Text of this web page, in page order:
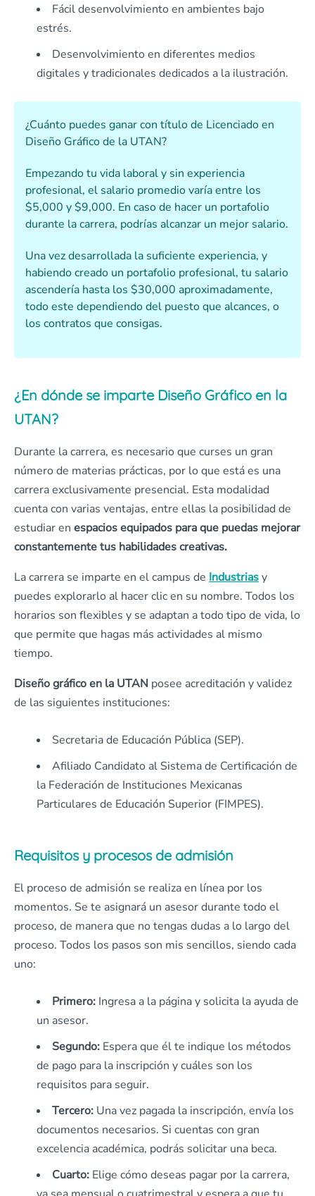
Fácil desenvolvimiento en ambientes bajo
estrés.
Desenvolvimiento en diferentes medios
digitales y tradicionales dedicados a la ilustración.
¿Cuánto puedes ganar con título de Licenciado en
Diseño Gráfico de la UTAN?
Empezando tu vida laboral y sin experiencia
profesional, el salario promedio varía entre los
$5,000 y $9,000. En caso de hacer un portafolio
durante la carrera, podrías alcanzar un mejor salario.
Una vez desarrollada la suficiente experiencia, y
habiendo creado un portafolio profesional, tu salario
ascendería hasta los $30,000 aproximadamente,
todo este dependiendo del puesto que alcances, o
los contratos que consigas.
¿En dónde se imparte Diseño Gráfico en la
UTAN?
Durante la carrera, es necesario que curses un gran
número de materias prácticas, por lo que está es una
carrera exclusivamente presencial. Esta modalidad
cuenta con varias ventajas, entre ellas la posibilidad de
estudiar en espacios equipados para que puedas mejorar
constantemente tus habilidades creativas.
La carrera se imparte en el campus de Industriasy
puedes explorarlo al hacer clic en su nombre. Todos los
horarios son flexibles y se adaptan a todo tipo de vida, lo
que permite que hagas más actividades al mismo
tiempo.
Diseño gráfico en la UTAN posee acreditación y validez
de las siguientes instituciones:
Secretaria de Educación Pública (SEP).
Afiliado Candidato al Sistema de Certificación de
la Federación de Instituciones Mexicanas
Particulares de Educación Superior (FIMPES).
Requisitos y procesos de admisión
El proceso de admisión se realiza en línea por los
momentos. Se te asignará un asesor durante todo el
proceso, de manera que no tengas dudas a lo largo del
proceso. Todos los pasos son mis sencillos, siendo cada
uno:
Primero: Ingresa a la página y solicita la ayuda de
un asesor.
Segundo: Espera que él te indique los métodos
de pago para la inscripción y cuáles son los
requisitos para seguir.
Tercero: Una vez pagada la inscripción, envía los
documentos necesarios. Si cuentas con gran
excelencia académica, podrás solicitar una beca.
Cuarto: Elige cómo deseas pagar por la carrera,